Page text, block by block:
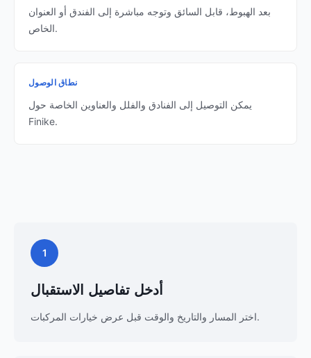
بعد الهبوط، قابل السائق وتوجه مباشرة إلى الفندق أو العنوان
الخاص.
نطاق الوصول
يمكن التوصيل إلى الفنادق والفلل والعناوين الخاصة حول
Finike.
1
أدخل تفاصيل الاستقبال
اختر المسار والتاريخ والوقت قبل عرض خيارات المركبات.